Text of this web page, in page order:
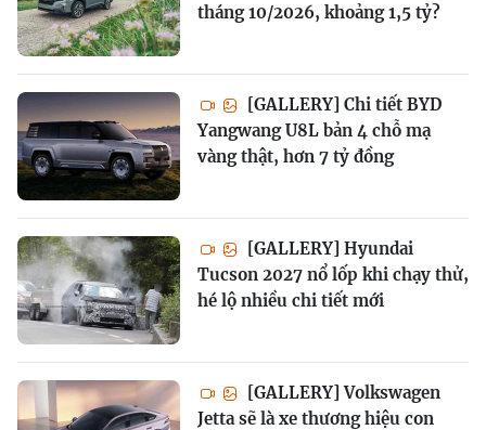
tháng 10/2026, khoảng 1,5 tỷ?
[GALLERY] Chi tiết BYD
Yangwang U8L bản 4 chỗ mạ
vàng thật, hơn 7 tỷ đồng
[GALLERY] Hyundai
Tucson 2027 nổ lốp khi chạy thử,
hé lộ nhiều chi tiết mới
[GALLERY] Volkswagen
Jetta sẽ là xe thương hiệu con